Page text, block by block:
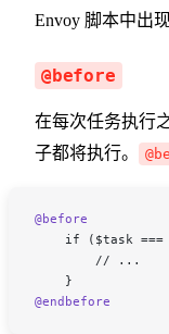
Envoy 脚本中出
@before
在每次任务执行
子都将执行。
@before
if ($task ===
        // ...
    }
@endbefore